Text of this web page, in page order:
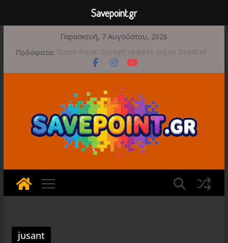
περιεχόμενο
Παρασκευή, 7 Αυγούστου, 2026
Πρόσφατα: Game Freak: Συνεχή updates για το Beast of
Reincarnation μετά την ανάμεικτη υποδοχή
Μια φωτογραφική περιπέτεια συνεχίζεται στο
Διασχίστε τους ουρανούς με το Wild Blue
Skies αυτό το φθινόπωρο
Διακοπές και παιχνίδι για όλη την οικογένεια!
Έρχεται 1η Σεπτεμβρίου το Crimson Moon
jusant
Savepoint.gr